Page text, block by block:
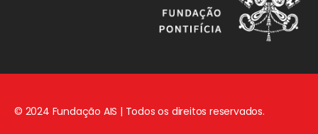
© 2024 Fundação AIS | Todos os direitos reservados.